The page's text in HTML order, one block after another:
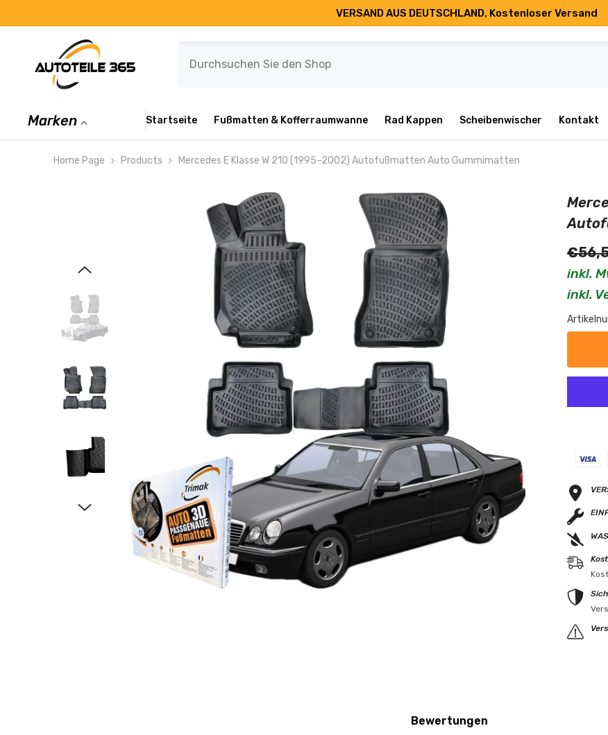
VERSAND AUS DEUTSCHLAND, Kostenloser Versand
Marken Startseite Fußmatten & Kofferraumwanne Rad Kappen Scheibenwischer Kontakt
Home Page Products Mercedes E Klasse W 210 (1995–2002) Autofußmatten Auto Gummimatten
inkl.
inkl.
Bewertungen